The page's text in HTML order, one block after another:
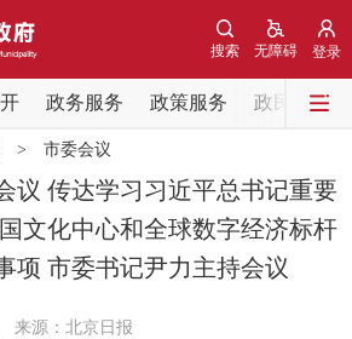
登录
无障碍
搜索
政务服务 政策服务 政民互动
国务院信息
会议信息 部门动态
> 市委会议
议 传达学习习近平总书记重要
文化中心和全球数字经济标杆
项 市委书记尹力主持会议
来源：北京日报